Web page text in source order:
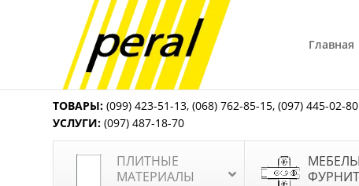
Главная
ТОВАРЫ: (099) 423-51-13,(068) 762-85-15,(097) 445-02-80
УСЛУГИ: (097) 487-18-70
ПЛИТНЫЕ
МАТЕРИАЛЫ